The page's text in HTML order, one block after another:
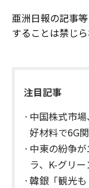
亜洲日報の記事
することは禁じら
注目記事
中国株式市
好材料で6G
中東の紛争
ラ、K-グリ
韓銀「観光